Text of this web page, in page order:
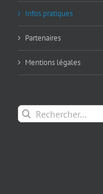
Infos pratiques
Partenaires
Mentions légales
Rechercher: